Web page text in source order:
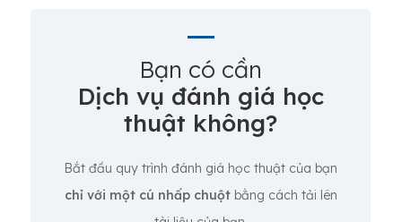
Bạn có cần
Dịch vụ đánh giá học
thuật không?
Bắt đầu quy trình đánh giá học thuật của bạn
chỉ với một cú nhấp chuộtbằng cách tải lên